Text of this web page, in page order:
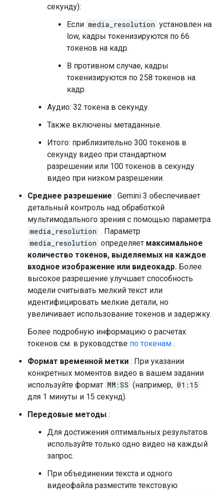
секунду):
Если media_resolution установлен на
low, кадры токенизируются по 66
токенов на кадр.
В противном случае, кадры
токенизируются по 258 токенов на
кадр.
Аудио: 32 токена в секунду.
Также включены метаданные.
Итого: приблизительно 300 токенов в
секунду видео при стандартном
разрешении или 100 токенов в секунду
видео при низком разрешении.
Среднее разрешение : Gemini 3 обеспечивает
детальный контроль над обработкой
мультимодального зрения с помощью параметра
media_resolution . Параметр
media_resolution определяет максимальное
количество токенов, выделяемых на каждое
входное изображение или видеокадр. Более
высокое разрешение улучшает способность
модели считывать мелкий текст или
идентифицировать мелкие детали, но
увеличивает использование токенов и задержку.
Более подробную информацию о расчетах
токенов см. в руководстве по токенам .
Формат временной метки : При указании
конкретных моментов видео в вашем задании
используйте формат MM:SS (например, 01:15
для 1 минуты и 15 секунд).
Передовые методы :
Для достижения оптимальных результатов
используйте только одно видео на каждый
запрос.
При объединении текста и одного
видеофайла разместите текстовую